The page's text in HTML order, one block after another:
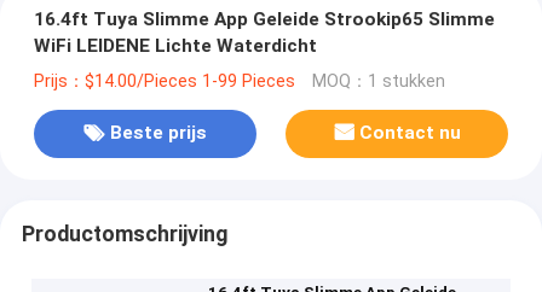
16.4ft Tuya Slimme App Geleide Strookip65 Slimme
WiFi LEIDENE Lichte Waterdicht
Prijs：$14.00/Pieces 1-99 Pieces MOQ：1 stukken
Beste prijs Contact nu
Productomschrijving